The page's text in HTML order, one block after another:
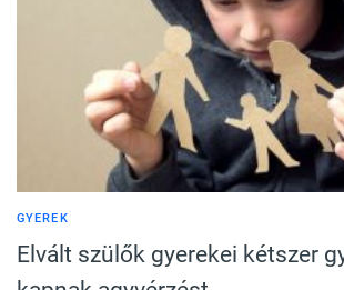
GYEREK
Elvált szülők gyerekei kétszer